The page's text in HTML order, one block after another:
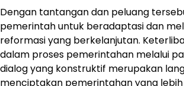
Dengan tantangan dan peluang
pemerintah untuk beradaptasi dan
reformasi yang berkelanjutan.
dalam proses pemerintahan melalui
dialog yang konstruktif merupakan
menciptakan pemerintahan yang lebih